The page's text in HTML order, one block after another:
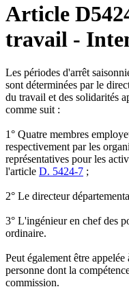
Article
travail -
Les périodes d'arrêt
sont déterminées par le
du travail et des solidarités
comme suit :
1° Quatre membres
respectivement par les
représentatives pour les
l'article D. 5424-7 ;
2° Le directeur
3° L'ingénieur en chef des
ordinaire.
Peut également être
personne dont la
commission.